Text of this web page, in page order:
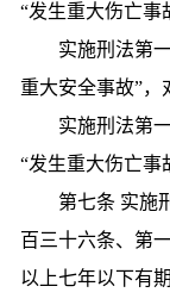
“发生重大伤亡事
实施刑法第
重大安全事故”
实施刑法第
“发生重大伤亡事
第七条 实施
百三十六条、第
以上七年以下有期